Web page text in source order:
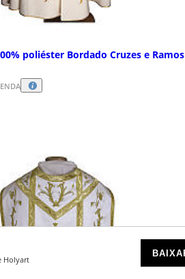
Holyart
poliéster Bordado Cruzes e